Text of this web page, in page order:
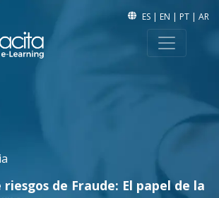
ES | EN | PT | AR
riesgos de Fraude: El papel de la